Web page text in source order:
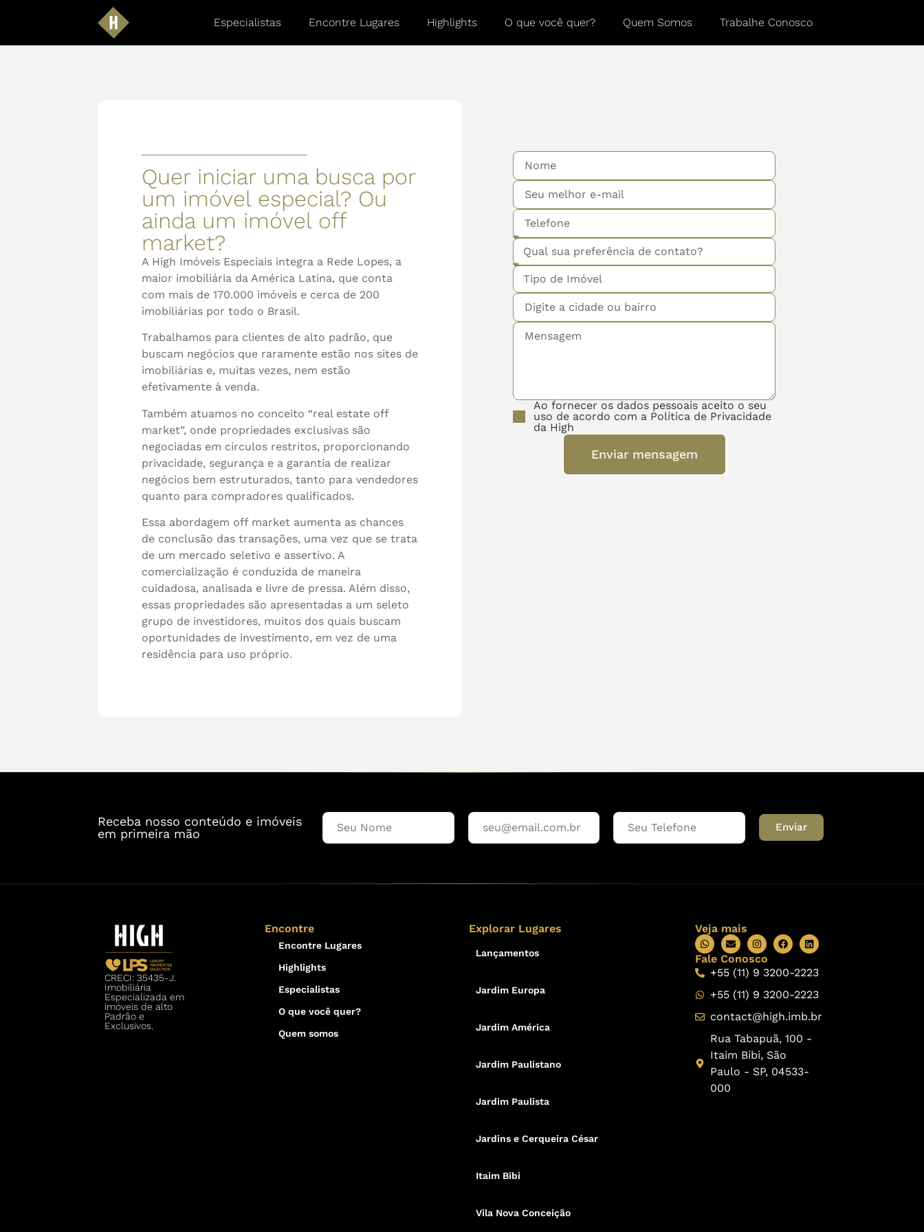
Especialistas Encontre Lugares Highlights O que você quer? Quem Somos Trabalhe Conosco
Quer iniciar uma busca por
um imóvel especial? Ou
ainda um imóvel off
market?
A High Imóveis Especiais integra a Rede Lopes, a
maior imobiliária da América Latina, que conta
com mais de 170.000 imóveis e cerca de 200
imobiliárias por todo o Brasil.
Trabalhamos para clientes de alto padrão, que
buscam negócios que raramente estão nos sites de
imobiliárias e, muitas vezes, nem estão
efetivamente à venda.
Também atuamos no conceito “real estate off
market”, onde propriedades exclusivas são
negociadas em círculos restritos, proporcionando
privacidade, segurança e a garantia de realizar
negócios bem estruturados, tanto para vendedores
quanto para compradores qualificados.
Essa abordagem off market aumenta as chances
de conclusão das transações, uma vez que se trata
de um mercado seletivo e assertivo. A
comercialização é conduzida de maneira
cuidadosa, analisada e livre de pressa. Além disso,
essas propriedades são apresentadas a um seleto
grupo de investidores, muitos dos quais buscam
oportunidades de investimento, em vez de uma
residência para uso próprio.
Ao fornecer os dados pessoais aceito o seu
uso de acordo com a Política de Privacidade
da High
Enviar mensagem
Receba nosso conteúdo e imóveis
em primeira mão
Enviar
CRECI: 35435-J.
Imobiliária
Especializada em
imóveis de alto
Padrão e
Exclusivos.
Encontre
Encontre Lugares
Highlights
Especialistas
O que você quer?
Quem somos
Explorar Lugares
Lançamentos
Jardim Europa
Jardim América
Jardim Paulistano
Jardim Paulista
Jardins e Cerqueira César
Itaim Bibi
Vila Nova Conceição
Veja mais
Fale Conosco
+55 (11) 9 3200-2223
+55 (11) 9 3200-2223
contact@high.imb.br
Rua Tabapuã, 100 -
Itaim Bibi, São
Paulo - SP, 04533-
000